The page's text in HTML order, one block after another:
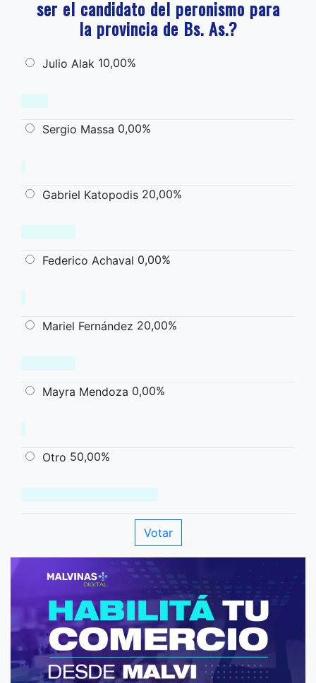
ser el candidato del peronismo para
la provincia de Bs. As.?
Julio Alak 10,00%
Sergio Massa 0,00%
Gabriel Katopodis 20,00%
Federico Achaval 0,00%
Mariel Fernández 20,00%
Mayra Mendoza 0,00%
Otro 50,00%